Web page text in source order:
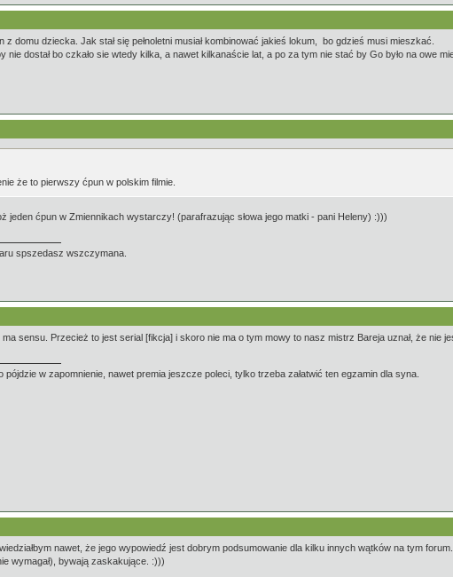
z domu dziecka. Jak stał się pełnoletni musiał kombinować jakieś lokum, bo gdzieś musi mieszkać.
nie dostał bo czkało sie wtedy kilka, a nawet kilkanaście lat, a po za tym nie stać by Go było na owe
że to pierwszy ćpun w polskim filmie.
jeden ćpun w Zmiennikach wystarczy! (parafrazując słowa jego matki - pani Heleny) :)))
spszedasz wszczymana.
ma sensu. Przecież to jest serial [fikcja] i skoro nie ma o tym mowy to nasz mistrz Bareja uznał, że nie
w zapomnienie, nawet premia jeszcze poleci, tylko trzeba załatwić ten egzamin dla syna.
nawet, że jego wypowiedź jest dobrym podsumowanie dla kilku innych wątków na tym
wymagał), bywają zaskakujące. :)))